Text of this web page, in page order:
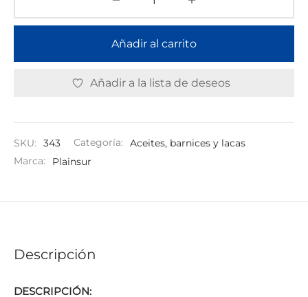
Añadir al carrito
Añadir a la lista de deseos
SKU: 343 Categoría:
Aceites, barnices y lacas
Marca:
Plainsur
Descripción
DESCRIPCIÓN: